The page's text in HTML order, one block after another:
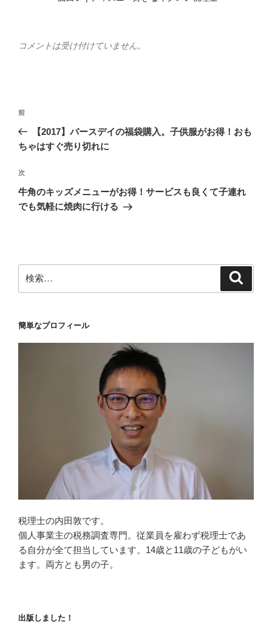
コメントは受け付けていません。
投
ナ
ゲ
ー
シ
前
の
投
前
【2017】バースデイの福袋購入。子供服がお得！おも
ちゃはすぐ売り切れに
次
の
投
次
牛角のキッズメニューがお得！サービスも良くて子連れ
でも気軽に焼肉に行ける
索:
簡単なプロフィール
税理士の内田敦です。
個人事業主の税務調査専門。従業員を雇わず税理士であ
る自分が全て担当しています。14歳と11歳の子どもがい
ます。両方とも男の子。
出版しました！